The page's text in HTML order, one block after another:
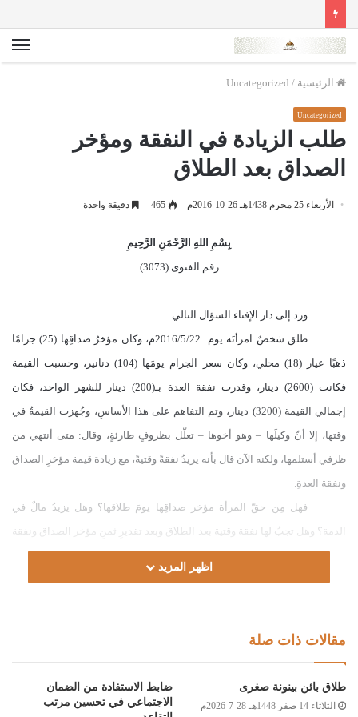
الرئيسية /
Uncategorized
Uncategorized
طلب الزيادة في النفقة ومؤخر
الصداق بعد الطلاق
الأربعاء 25 محرم 1438هـ 26-10-2016م 465 دقيقة واحدة
بِسْمِ اللهِ الرَّحْمَنِ الرَّحِيمِ
رقم الفتوى (3073)
ورد إلى دار الإفتاء السؤال التالي:
طلق شخصٌ امرأتَه يوم: 2016/5/22م، وكان مؤخرُ صداقِها (25) جرامًا
ذهبًا عيار (18) محلي، وكان سعر الجرام يومَها (104) دنانير، وحسبت القيمة
فكانت (2600) دينار، وقدرت نفقة العدة بـ(200) دينار للشهر الواحد، فكان
إجمالي القيمة (3200) دينار، وتم التفاهم على هذا الأساسِ، وجُهزت القيمةُ في
وقتها، إلا أنّ وكيلَها –وهو أخوها – تعلّل بظروفٍ طارئةٍ، وقال: متى أنتهي من
ظرفي أستلمها، ولكنه الآن قال بأنه يريدُ نفقةً وقتيةً، مع زيادة قيمة مؤخرِ الصداق
ونفقة العدةِ.
فهل مِن حقّ المرأة مؤخر صداقِها يومَ طلاقها؟ وهل يزيدُ مالٌ في
الذمة؟ وهل تجبُ لها نفقة وقتية بعد الطلاق وبعد تقديرِ ثمنِ مؤخر الصداق ونفقة
العدة؟ وهل من حقّ وكيلِها المطالبةُ بالزيادةِ بعد علمِه بما سبقَ ومماطلتِهِ في
فليس للمطلقة حقٌّ واجب غير النفقةِ ومؤخرِ الصداق؛ لقول الله تعالى:
اظهر المزيد
مقالات ذات صلة
طلاق بائن بينونة صغرى
الثلاثاء 14 صفر 1448هـ 28-7-2026م
ضابط الاستفادة من الضمان
الاجتماعي في تحسين مرتب